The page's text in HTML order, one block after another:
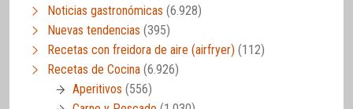
Noticias gastronómicas (6.928)
Nuevas tendencias (395)
Recetas con freidora de aire (airfryer) (112)
Recetas de Cocina (6.926)
Aperitivos (556)